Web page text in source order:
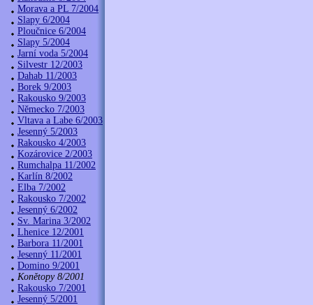
Morava a PL 7/2004
Slapy 6/2004
Ploučnice 6/2004
Slapy 5/2004
Jarní voda 5/2004
Silvestr 12/2003
Dahab 11/2003
Borek 9/2003
Rakousko 9/2003
Německo 7/2003
Vltava a Labe 6/2003
Jesenný 5/2003
Rakousko 4/2003
Kozárovice 2/2003
Rumchalpa 11/2002
Karlín 8/2002
Elba 7/2002
Rakousko 7/2002
Jesenný 6/2002
Sv. Marina 3/2002
Lhenice 12/2001
Barbora 11/2001
Jesenný 11/2001
Domino 9/2001
Konětopy 8/2001
Rakousko 7/2001
Jesenný 5/2001